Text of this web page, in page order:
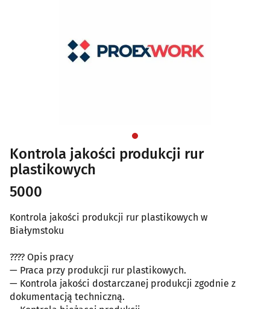
Kontrola jakości produkcji rur
plastikowych
5000
Kontrola jakości produkcji rur plastikowych w
Białymstoku
???? Opis pracy
— Praca przy produkcji rur plastikowych.
— Kontrola jakości dostarczanej produkcji zgodnie z
dokumentacją techniczną.